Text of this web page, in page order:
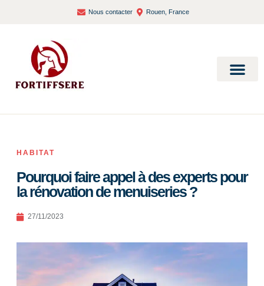
Nous contacter Rouen, France
HABITAT
Pourquoi faire appel à des experts pour
la rénovation de menuiseries ?
27/11/2023